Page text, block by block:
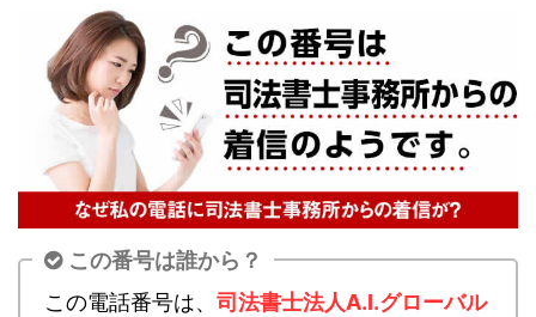
この番号は誰から？
この電話番号は、 司法書士法人A.I.グローバル